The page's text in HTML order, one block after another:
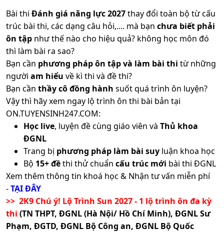
Bài thi Đánh giá năng lực 2027thay đổi toàn bộ từ cấu
trúc bài thi, các dạng câu hỏi,.... mà bạn chưa biết phải
ôn tập như thế nào cho hiệu quả? không học môn đó
thì làm bài ra sao?
Bạn cần phương pháp ôn tập và làm bài thi từ những
người am hiểu về kì thi và đề thi?
Bạn cần thầy cô đồng hành suốt quá trình ôn luyện?
Vậy thì hãy xem ngay lộ trình ôn thi bài bản tại
ON.TUYENSINH247.COM:
Học live, luyện đề cùng giáo viên và Thủ khoa
ĐGNL
Trang bị phương pháp làm bài suy luận khoa học
Bộ 15+ đềthi thử chuẩn cấu trúc mới bài thi ĐGNL
Xem thêm thông tin khoá học & Nhận tư vấn miễn phí
-TẠI ĐÂY
>> 2K9 Chú ý! Lộ Trình Sun 2027 - 1 lộ trình ôn đa kỳ
thi (TN THPT, ĐGNL (Hà Nội/ Hồ Chí Minh), ĐGNL Sư
Phạm, ĐGTD, ĐGNL Bộ Công an, ĐGNL Bộ Quốc